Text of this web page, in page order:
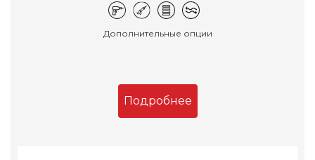
Дополнительные опции
Подробнее